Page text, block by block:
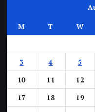
M T W
3
4 5
10
11 12
17
18 19